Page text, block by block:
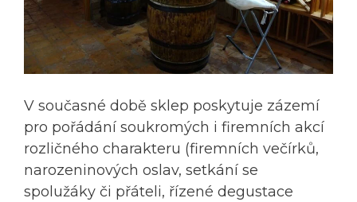
V současné době sklep poskytuje zázemí
pro pořádání soukromých i firemních akcí
rozličného charakteru (firemních večírků,
narozeninových oslav, setkání se
spolužáky či přáteli, řízené degustace